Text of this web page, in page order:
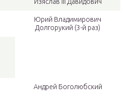
Юрий Владимирович
Долгорукий (3-й раз)
Андрей Боголюбский